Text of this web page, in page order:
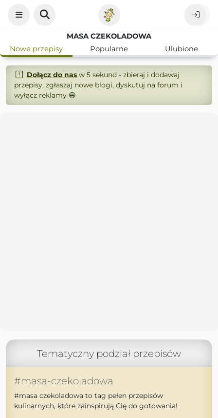
MASA CZEKOLADOWA
Nowe przepisy
Popularne Ulubione
Dołącz do nasw 5 sekund - zbieraj i dodawaj
przepisy, zgłaszaj nowe blogi, dyskutuj na forum i
wyłącz reklamy 😄
Tematyczny podział przepisów
#masa-czekoladowa
#masa czekoladowa to tag pełen przepisów
kulinarnych, które zainspirują Cię do gotowania!